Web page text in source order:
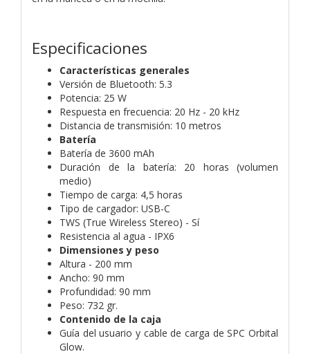
Especificaciones
Características generales
Versión de Bluetooth: 5.3
Potencia: 25 W
Respuesta en frecuencia: 20 Hz - 20 kHz
Distancia de transmisión: 10 metros
Batería
Batería de 3600 mAh
Duración de la batería: 20 horas (volumen
medio)
Tiempo de carga: 4,5 horas
Tipo de cargador: USB-C
TWS (True Wireless Stereo) - Sí
Resistencia al agua - IPX6
Dimensiones y peso
Altura - 200 mm
Ancho: 90 mm
Profundidad: 90 mm
Peso: 732 gr.
Contenido de la caja
Guía del usuario y cable de carga de SPC Orbital
Glow.